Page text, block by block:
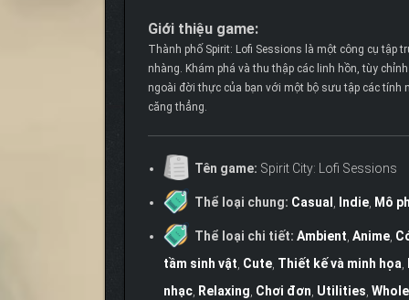
Giới thiệu game:
Thành phố Spirit: Lofi Sessions là một công cụ tập
nhàng. Khám phá và thu thập các linh hồn, tùy
ngoài đời thực của bạn với một bộ sưu tập các tính
căng thẳng.
Tên game: Spirit City: Lofi Sessions
Thể loại chung: Casual , Indie, Mô
Thể loại chi tiết: Ambient, Anime,
tầm sinh vật, Cute, Thiết kế và minh họa,
nhạc, Relaxing, Chơi đơn, Utilities,